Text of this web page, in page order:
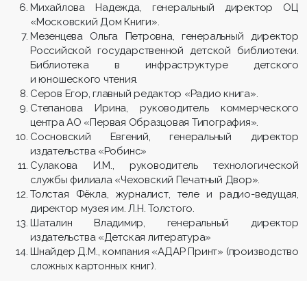
Михайлова Надежда, генеральный директор ОЦ
«Московский Дом Книги».
Мезенцева Ольга Петровна, генеральный директор
Российской государственной детской библиотеки.
Библиотека в инфраструктуре детского
и юношеского чтения.
Серов Егор, главный редактор «Радио книга».
Степанова Ирина, руководитель коммерческого
центра АО «Первая Образцовая Типография».
Сосновский Евгений, генеральный директор
издательства «Робинс»
Сулакова И.М., руководитель технологической
службы филиала «Чеховский Печатный Двор».
Толстая Фёкла, журналист, теле и радио-ведущая,
директор музея им. Л.Н. Толстого.
Шаталин Владимир, генеральный директор
издательства «Детская литература»
Шнайдер Д.М., компания «АДАР Принт» (производство
сложных картонных книг).